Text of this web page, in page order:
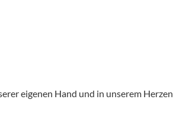
eigenen Hand und in unserem Herzen.